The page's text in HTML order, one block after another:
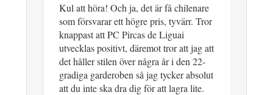
Kul att höra! Och ja, det är få chilenare
som försvarar ett högre pris, tyvärr. Tror
knappast att PC Pircas de Liguai
utvecklas positivt, däremot tror att jag att
det håller stilen över några år i den 22-
gradiga garderoben så jag tycker absolut
att du inte ska dra dig för att lagra lite.